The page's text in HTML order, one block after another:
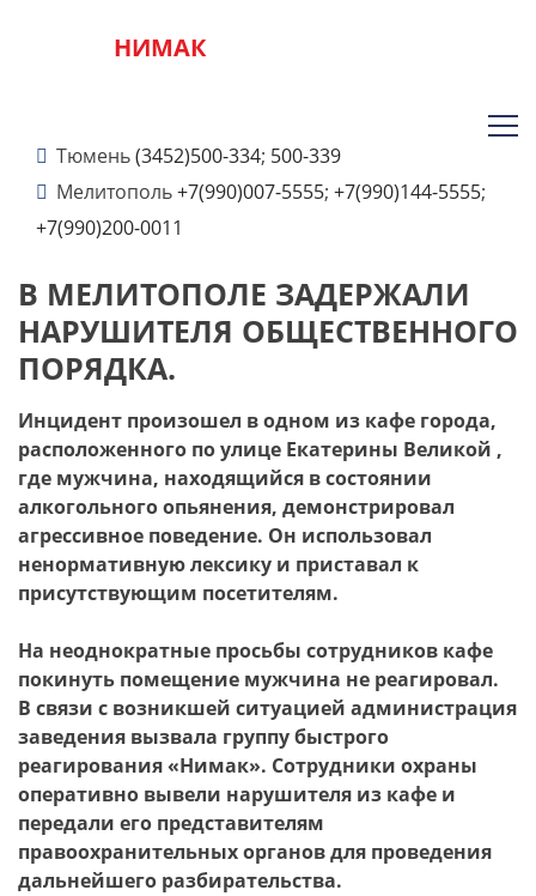
НИМАК
Тюмень(3452)500-334; 500-339
Мелитополь+7(990)007-5555; +7(990)144-5555;
+7(990)200-0011
В МЕЛИТОПОЛЕ ЗАДЕРЖАЛИ
НАРУШИТЕЛЯ ОБЩЕСТВЕННОГО
ПОРЯДКА.
Инцидент произошел в одном из кафе города,
расположенного по улице Екатерины Великой ,
где мужчина, находящийся в состоянии
алкогольного опьянения, демонстрировал
агрессивное поведение. Он использовал
ненормативную лексику и приставал к
присутствующим посетителям.
На неоднократные просьбы сотрудников кафе
покинуть помещение мужчина не реагировал.
В связи с возникшей ситуацией администрация
заведения вызвала группу быстрого
реагирования «Нимак». Сотрудники охраны
оперативно вывели нарушителя из кафе и
передали его представителям
правоохранительных органов для проведения
дальнейшего разбирательства.